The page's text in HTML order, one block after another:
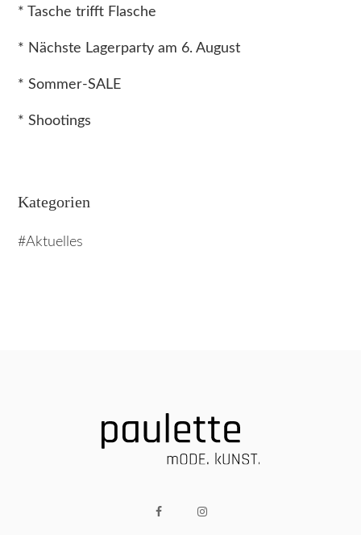
* Tasche trifft Flasche
* Nächste Lagerparty am 6. August
* Sommer-SALE
* Shootings
Kategorien
Aktuelles